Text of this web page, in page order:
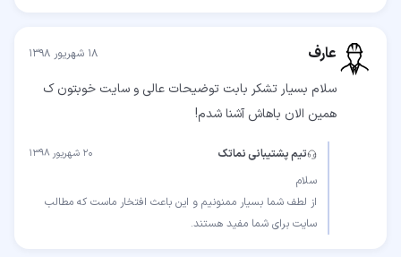
عارف ۱۸ شهریور ۱۳۹۸
سلام بسیار تشکر بابت توضیحات عالی و سایت خوبتون ک
همین الان باهاش آشنا شدم!
تیم پشتیبانی نماتک ۲۰ شهریور ۱۳۹۸
از لطف شما بسیار ممنونیم و این باعث افتخار ماست که مطالب
سایت برای شما مفید هستند.